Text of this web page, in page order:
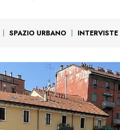
SPAZIO URBANO INTERVISTE